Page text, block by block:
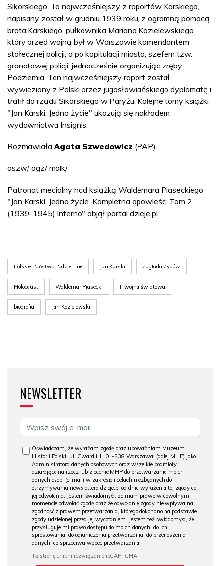
Sikorskiego. To najwcześniejszy z raportów Karskiego,
napisany został w grudniu 1939 roku, z ogromną pomocą
brata Karskiego, pułkownika Mariana Kozielewskiego,
który przed wojną był w Warszawie komendantem
stołecznej policji, a po kapitulacji miasta, szefem tzw.
granatowej policji, jednocześnie organizując zręby
Podziemia. Ten najwcześniejszy raport został
wywieziony z Polski przez jugosłowiańskiego dyplomatę i
trafił do rządu Sikorskiego w Paryżu. Kolejne tomy książki
"Jan Karski. Jedno życie" ukazują się nakładem
wydawnictwa Insignis.
Rozmawiała Agata Szwedowicz (PAP)
aszw/ agz/ malk/
Patronat medialny nad książką Waldemara Piaseckiego
"Jan Karski. Jedno życie. Kompletna opowieść. Tom 2
(1939-1945) Inferno" objął portal dzieje.pl
Polskie Państwo Podziemne Jan Karski Zagłada Żydów
Holocaust Waldemar Piasecki II wojna światowa
biografia Jan Kozielewski
NEWSLETTER
Oświadczam, że wyrażam zgodę oraz upoważniam Muzeum
Historii Polski, ul. Gwardii 1, 01-538 Warszawa, (dalej MHP) jako
Administratora danych osobowych oraz wszelkie podmioty
działające na rzecz lub zlecenie MHP do przetwarzania moich
danych osob. (e-mail) w zakresie i celach niezbędnych do
otrzymywania newslettera dzieje.pl od dnia wyrażenia tej zgody do
jej odwołania. Jestem świadomy/a, że mam prawo w dowolnym
momencie odwołać zgodę oraz że odwołanie zgody nie wpływa na
zgodność z prawem przetwarzania, którego dokonano na podstawie
zgody udzielonej przed jej wycofaniem. Jestem też świadomy/a, że
przysługuje mi prawo dostępu do moich danych, do ich
sprostowania, do ograniczenia przetwarzania, do przenoszenia
danych, do sprzeciwu wobec przetwarzania.